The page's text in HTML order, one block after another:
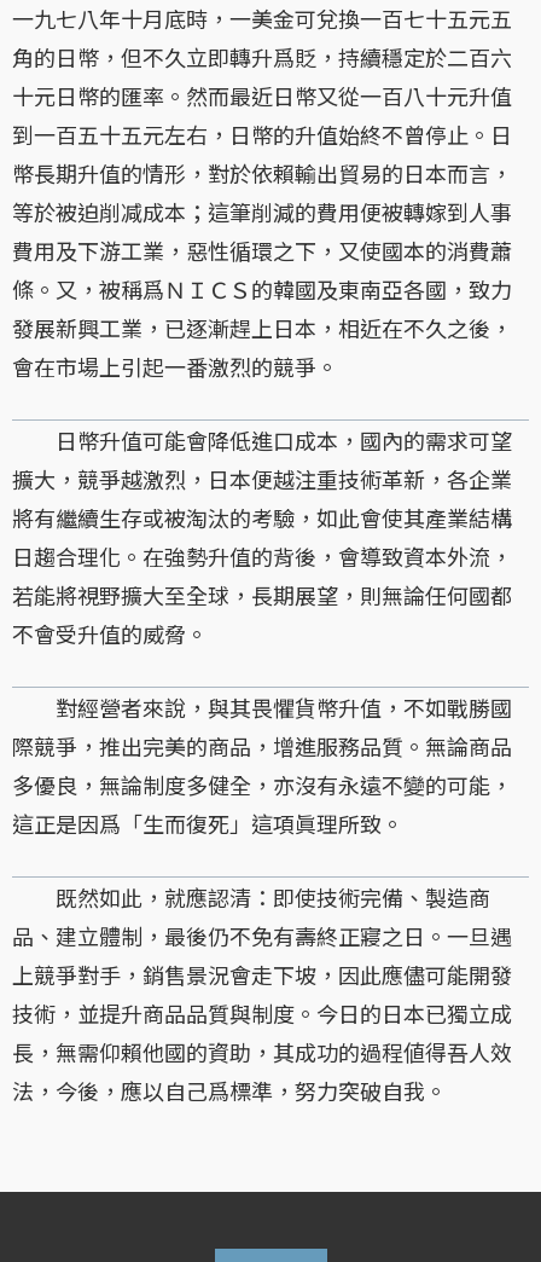
一九七八年十月底時，一美金可兌換一百七十五元五
角的日幣，但不久立即轉升爲貶，持續穩定於二百六
十元日幣的匯率。然而最近日幣又從一百八十元升值
到一百五十五元左右，日幣的升值始終不曾停止。日
幣長期升值的情形，對於依賴輸出貿易的日本而言，
等於被迫削减成本；這筆削減的費用便被轉嫁到人事
費用及下游工業，惡性循環之下，又使國本的消費蕭
條。又，被稱爲ＮＩＣＳ的韓國及東南亞各國，致力
發展新興工業，已逐漸趕上日本，相近在不久之後，
會在市場上引起一番激烈的競爭。
日幣升值可能會降低進口成本，國內的需求可望
擴大，競爭越激烈，日本便越注重技術革新，各企業
將有繼續生存或被淘汰的考驗，如此會使其產業結構
日趨合理化。在強勢升值的背後，會導致資本外流，
若能將視野擴大至全球，長期展望，則無論任何國都
不會受升值的威脅。
對經營者來說，與其畏懼貨幣升值，不如戰勝國
際競爭，推出完美的商品，增進服務品質。無論商品
多優良，無論制度多健全，亦沒有永遠不變的可能，
這正是因爲「生而復死」這項眞理所致。
既然如此，就應認清：即使技術完備、製造商
品、建立體制，最後仍不免有壽終正寢之日。一旦遇
上競爭對手，銷售景況會走下坡，因此應儘可能開發
技術，並提升商品品質與制度。今日的日本已獨立成
長，無需仰賴他國的資助，其成功的過程値得吾人效
法，今後，應以自己爲標準，努力突破自我。